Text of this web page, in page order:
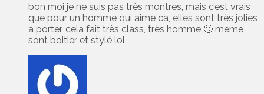
bon moi je ne suis pas très montres, mais c’est vrais
que pour un homme qui aime ca, elles sont très jolies
a porter, cela fait très class, très homme 🙂 meme
sont boitier et stylé lol